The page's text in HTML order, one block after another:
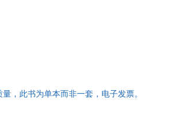
，此书为单本而非一套，电子发票。